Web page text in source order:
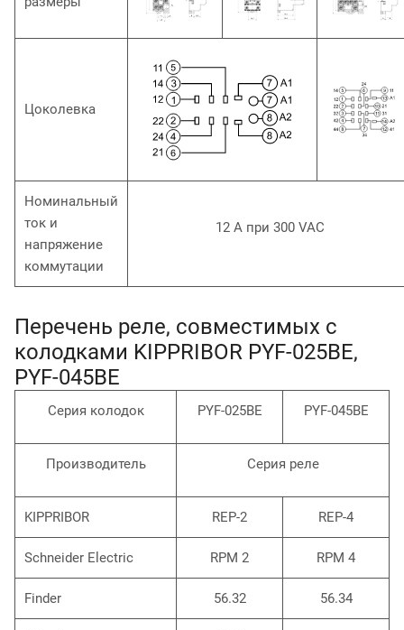
Цоколевка
Номинальный
ток и
напряжение
коммутации
12 А при 300 VAC
Перечень реле, совместимых с
колодками KIPPRIBOR PYF-025BE,
PYF-045BE
Серия колодок PYF-025BE PYF-045BE
Производитель Серия реле
KIPPRIBOR REP-2 REP-4
Schneider Electric RPM 2 RPM 4
Finder 56.32 56.34